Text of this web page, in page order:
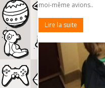
moi-même avions..
Lire la suite